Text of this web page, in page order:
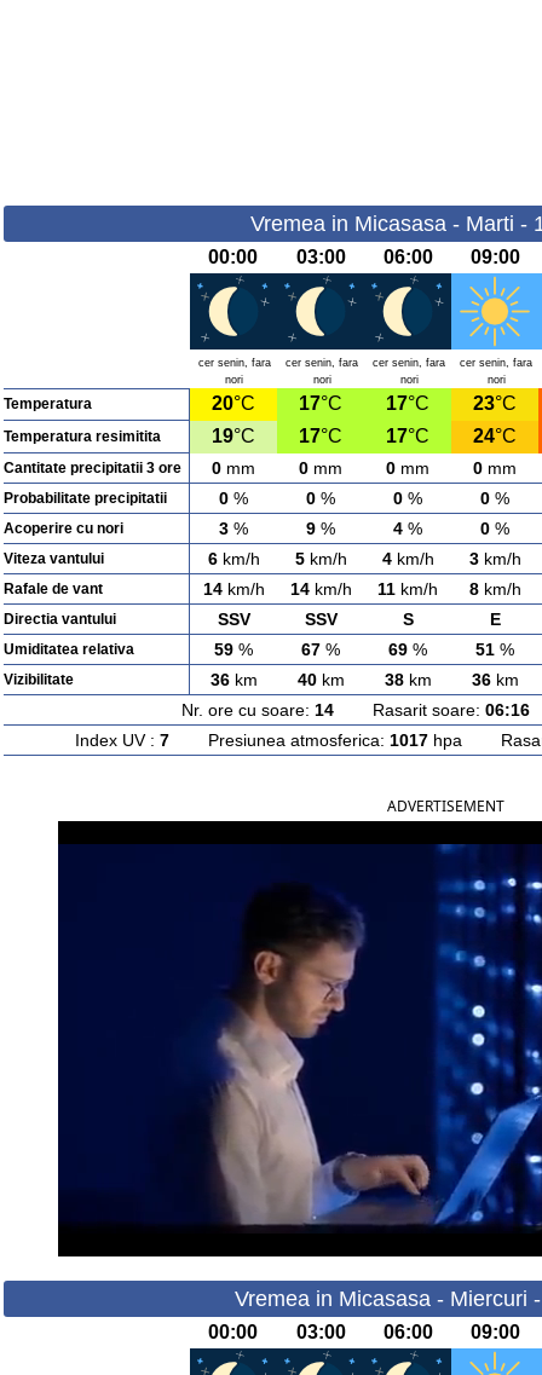
Vremea in Micasasa - Marti -
00:00 03:00 06:00 09:00
cer senin, fara
nori
cer senin, fara
nori
cer senin, fara
nori
cer senin, fara
nori
Temperatura 20°C 17°C 17°C 23°C
Temperatura resimitita 19°C 17°C 17°C 24°C
Cantitate precipitatii 3 ore 0 mm 0 mm 0 mm 0 mm
Probabilitate precipitatii 0 % 0 % 0 % 0 %
Acoperire cu nori 3 % 9 % 4 % 0 %
Viteza vantului 6km/h 5km/h 4km/h 3km/h
Rafale de vant 14km/h 14km/h 11 km/h 8km/h
Directia vantului SSV SSV S E
Umiditatea relativa 59 % 67 % 69 % 51 %
Vizibilitate 36km 40km 38km 36km
Nr. ore cu soare: 14Rasarit soare: 06:16
Index UV : 7Presiunea atmosferica: 1017hpa
ADVERTISEMENT
Vremea in Micasasa - Miercuri
00:00 03:00 06:00 09:00